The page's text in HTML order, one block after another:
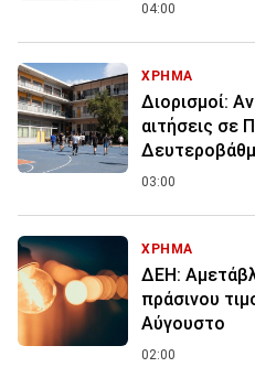
04:00
ΧΡΗΜΑ
Διορισμοί:
αιτήσεις σε
03:00
ΧΡΗΜΑ
ΔΕΗ:
πράσινου
Αύγουστο
02:00